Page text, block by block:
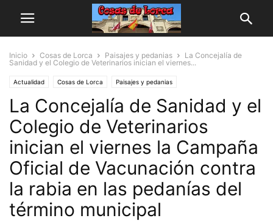
Inicio Cosas de Lorca Paisajes y pedanias
La Concejalía de
Sanidad y el Colegio de Veterinarios inician el viernes...
Actualidad Cosas de Lorca Paisajes y pedanias
La Concejalía de Sanidad y el
Colegio de Veterinarios
inician el viernes la Campaña
Oficial de Vacunación contra
la rabia en las pedanías del
término municipal